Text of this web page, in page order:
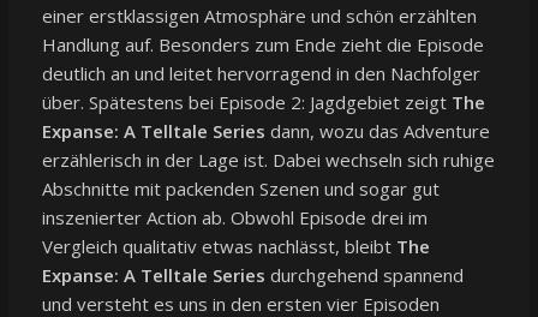
einer erstklassigen Atmosphäre und schön erzählten
Handlung auf. Besonders zum Ende zieht die Episode
deutlich an und leitet hervorragend in den Nachfolger
über. Spätestens bei Episode 2: Jagdgebiet zeigt The
Expanse: A Telltale Series dann, wozu das Adventure
erzählerisch in der Lage ist. Dabei wechseln sich ruhige
Abschnitte mit packenden Szenen und sogar gut
inszenierter Action ab. Obwohl Episode drei im
Vergleich qualitativ etwas nachlässt, bleibt The
Expanse: A Telltale Series durchgehend spannend
und versteht es uns in den ersten vier Episoden